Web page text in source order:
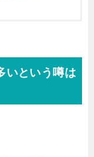
いという噂は